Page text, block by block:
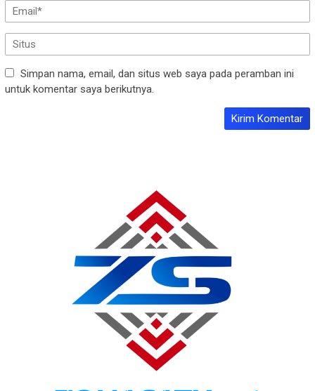
Simpan nama, email, dan situs web saya pada peramban ini
untuk komentar saya berikutnya.